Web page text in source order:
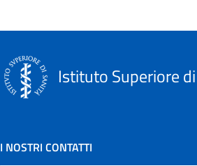
Istituto Superiore
I NOSTRI CONTATTI